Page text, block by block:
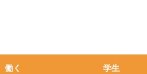
働く 学生